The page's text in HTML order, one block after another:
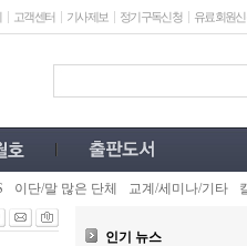
고객센터 기사제보 정기구독신청 유료회원
이단/말 많은 단체 교계/세미나/기타
인기 뉴스